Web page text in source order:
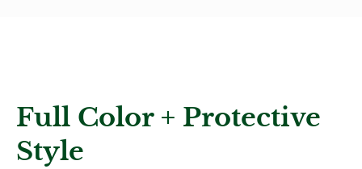
Full Color + Protective
Style